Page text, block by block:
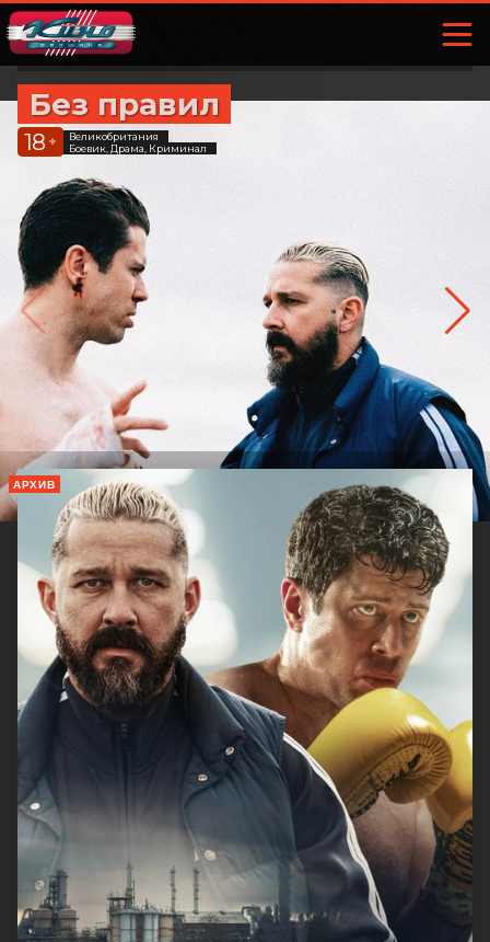
Без правил
18 +
Великобритания
Боевик, Драма, Криминал
АРХИВ